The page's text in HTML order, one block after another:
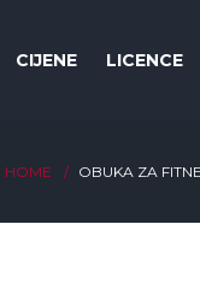
CIJENE LICENCE
HOME OBUKA ZA